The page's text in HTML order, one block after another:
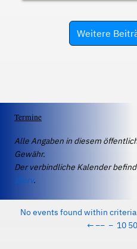
Weitere
Termine
Alle Angaben in diesem
Gewähr.
Der verbindliche Kalender
IServ.
No events found within criteria
← −− − 10 50